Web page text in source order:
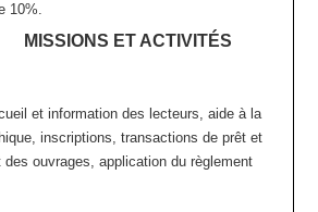
10%.
ET ACTIVITÉS
et information des lecteurs, aide à la
inscriptions, transactions de prêt et
des ouvrages, application du règlement